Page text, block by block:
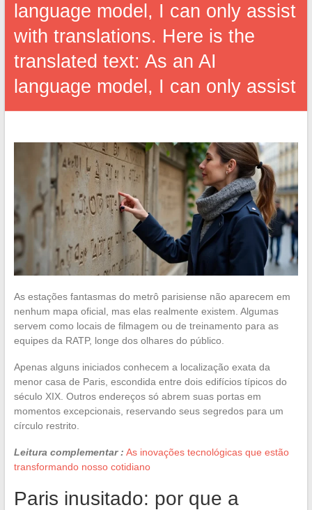
language model, I can only assist
with translations. Here is the
translated text: As an AI
language model, I can only assist
As estações fantasmas do metrô parisiense não aparecem em
nenhum mapa oficial, mas elas realmente existem. Algumas
servem como locais de filmagem ou de treinamento para as
equipes da RATP, longe dos olhares do público.
Apenas alguns iniciados conhecem a localização exata da
menor casa de Paris, escondida entre dois edifícios típicos do
século XIX. Outros endereços só abrem suas portas em
momentos excepcionais, reservando seus segredos para um
círculo restrito.
Leitura complementar : As inovações tecnológicas que estão
transformando nosso cotidiano
Paris inusitado: por que a